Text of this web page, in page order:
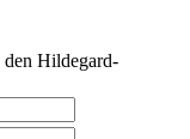
Hildegard-